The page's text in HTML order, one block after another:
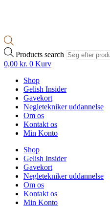
Products search
0,00 kr. 0 Kurv
Shop
Gelish Insider
Gavekort
Negletekniker uddannelse
Om os
Kontakt os
Min Konto
Shop
Gelish Insider
Gavekort
Negletekniker uddannelse
Om os
Kontakt os
Min Konto